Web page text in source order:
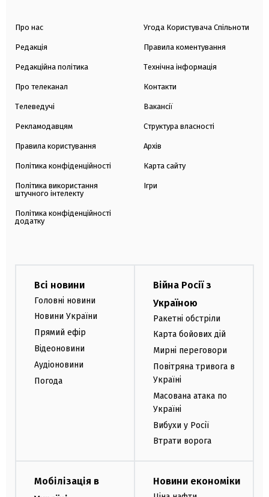
Про нас
Редакція
Редакційна політика
Про телеканал
Телеведучі
Рекламодавцям
Правила користування
Політика конфіденційності
Політика використання
штучного інтелекту
Політика конфіденційності
додатку
Угода Користувача Спільноти
Правила коментування
Технічна інформація
Контакти
Вакансії
Структура власності
Архів
Карта сайту
Ігри
Всі новини
Головні новини
Новини України
Прямий ефір
Відеоновини
Аудіоновини
Погода
Війна Росії з
Україною
Ракетні обстріли
Карта бойових дій
Мирні переговори
Повітряна тривога в
Україні
Масована атака по
Україні
Вибухи у Росії
Втрати ворога
Мобілізація в
Новини економіки